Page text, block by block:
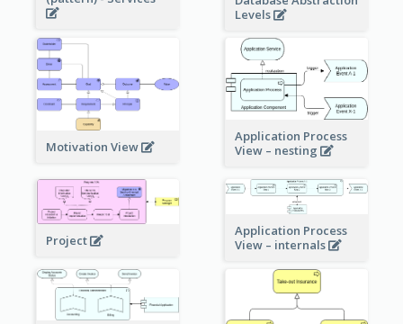
Levels
Motivation View
Application Process
View – nesting
Project
Application Process
View – internals